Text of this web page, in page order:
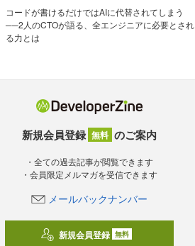
コードが書けるだけではAIに代替されてしまう
──2人のCTOが語る、全エンジニアに必要とされ
る力とは
新規会員登録 無料 のご案内
・全ての過去記事が閲覧できます
・会員限定メルマガを受信できます
メールバックナンバー
新規会員登録 無料